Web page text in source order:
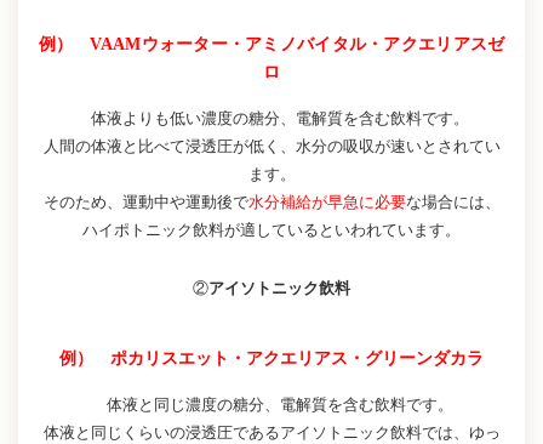
例） VAAMウォーター・アミノバイタル・アクエリアスゼ
ロ
体液よりも低い濃度の糖分、電解質を含む飲料です。
人間の体液と比べて浸透圧が低く、水分の吸収が速いとされてい
ます。
そのため、運動中や運動後で水分補給が早急に必要な場合には、
ハイポトニック飲料が適しているといわれています。
②アイソトニック飲料
例） ポカリスエット・アクエリアス・グリーンダカラ
体液と同じ濃度の糖分、電解質を含む飲料です。
体液と同じくらいの浸透圧であるアイソトニック飲料では、ゆっ